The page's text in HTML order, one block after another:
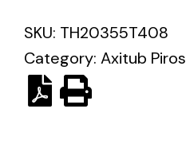
Solar lighting
SKU: TH20355T408
Category: Axitub Piros